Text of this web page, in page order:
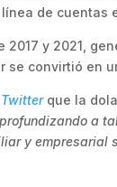
de cuentas
y 2021,
se convirtió en
Twitterque la
a
y empresarial